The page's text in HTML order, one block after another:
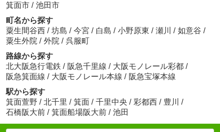
箕面市 / 池田市
町名から探す
粟生間谷西 / 坊島 / 今宮 / 白島 / 小野原東 / 瀬川 / 如意谷 /
粟生外院 / 外院 / 呉服町
路線から探す
北大阪急行電鉄 / 阪急千里線 / 大阪モノレール彩都 /
阪急箕面線 / 大阪モノレール本線 / 阪急宝塚本線
駅から探す
箕面萱野 / 北千里 / 箕面 / 千里中央 / 彩都西 / 豊川
/
石橋阪大前 / 箕面船場阪大前 / 池田